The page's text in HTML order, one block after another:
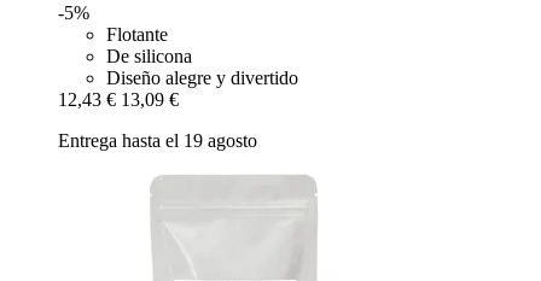
-5%
Flotante
De silicona
Diseño alegre y divertido
12,43 € 13,09 €
Entrega hasta el 19 agosto